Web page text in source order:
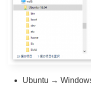
Ubuntu →